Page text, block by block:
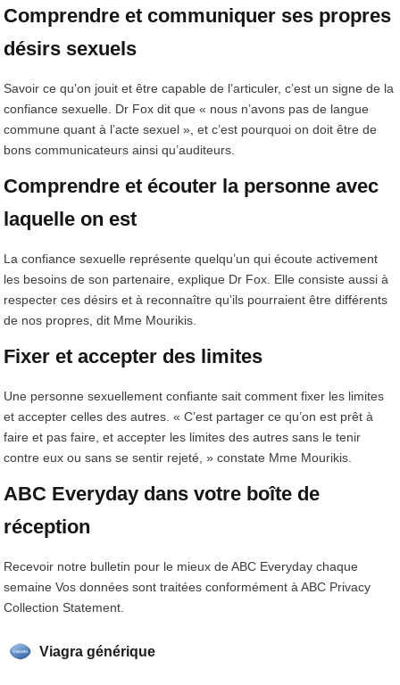
Viagra générique
Comprendre et communiquer ses propres
désirs sexuels
Savoir ce qu’on jouit et être capable de l’articuler, c’est un signe de la
confiance sexuelle. Dr Fox dit que « nous n’avons pas de langue
commune quant à l’acte sexuel », et c’est pourquoi on doit être de
bons communicateurs ainsi qu’auditeurs.
Comprendre et écouter la personne avec
laquelle on est
La confiance sexuelle représente quelqu’un qui écoute activement
les besoins de son partenaire, explique Dr Fox. Elle consiste aussi à
respecter ces désirs et à reconnaître qu’ils pourraient être différents
de nos propres, dit Mme Mourikis.
Fixer et accepter des limites
Une personne sexuellement confiante sait comment fixer les limites
et accepter celles des autres. « C’est partager ce qu’on est prêt à
faire et pas faire, et accepter les limites des autres sans le tenir
contre eux ou sans se sentir rejeté, » constate Mme Mourikis.
ABC Everyday dans votre boîte de
réception
Recevoir notre bulletin pour le mieux de ABC Everyday chaque
semaine Vos données sont traitées conformément à ABC Privacy
Collection Statement.